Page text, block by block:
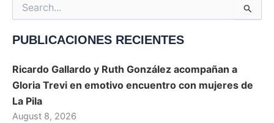
Search
for:
PUBLICACIONES RECIENTES
Ricardo Gallardo y Ruth González acompañan a
Gloria Trevi en emotivo encuentro con mujeres de
La Pila
August 8, 2026